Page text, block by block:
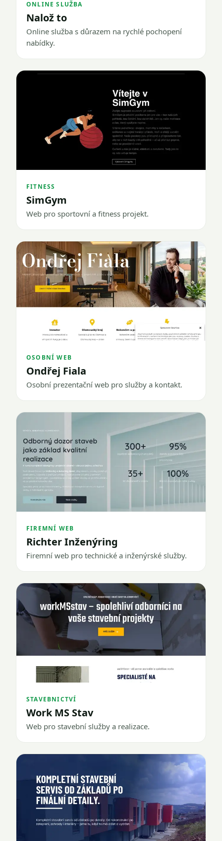
ONLINE SLUŽBA
Nalož to
Online služba s důrazem na rychlé pochopení
nabídky.
FITNESS
SimGym
Web pro sportovní a fitness projekt.
OSOBNÍ WEB
Ondřej Fiala
Osobní prezentační web pro služby a kontakt.
FIREMNÍ WEB
Richter Inženýring
Firemní web pro technické a inženýrské služby.
STAVEBNICTVÍ
Work MS Stav
Web pro stavební služby a realizace.